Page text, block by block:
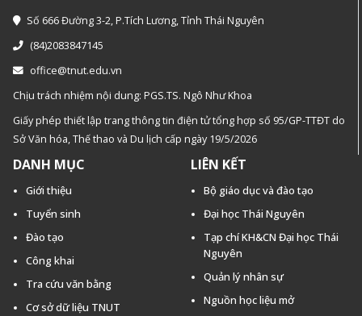
Số 666 Đường 3-2, P.Tích Lương, Tỉnh Thái Nguyên
(84)2083847145
office@tnut.edu.vn
Chịu trách nhiệm nội dung: PGS.TS. Ngô Như Khoa
Giấy phép thiết lập trang thông tin điện tử tổng hợp số 95/GP-TTĐT do
Sở Văn hóa, Thế thao và Du lịch cấp ngày 19/5/2026
DANH MỤC
Giới thiệu
Tuyển sinh
Đào tạo
Công khai
Tra cứu văn bằng
Cơ sở dữ liệu TNUT
LIÊN KẾT
Bộ giáo dục và đào tạo
Đại học Thái Nguyên
Tạp chí KH&CN Đại học Thái
Nguyên
Quản lý nhân sự
Nguồn học liệu mở